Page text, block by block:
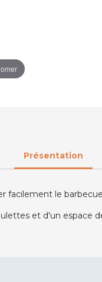
Présentation
facilement le
et d'un espace